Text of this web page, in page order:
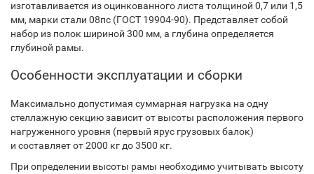
изготавливается из оцинкованного листа толщиной 0,7 или 1,5
мм, марки стали 08пс (ГОСТ 19904-90). Представляет собой
набор из полок шириной 300 мм, а глубина определяется
глубиной рамы.
Особенности эксплуатации и сборки
Максимально допустимая суммарная нагрузка на одну
стеллажную секцию зависит от высоты расположения первого
нагруженного уровня (первый ярус грузовых балок)
и составляет от 2000 кг до 3500 кг.
При определении высоты рамы необходимо учитывать высоту